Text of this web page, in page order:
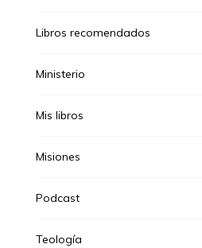
Libros recomendados
Ministerio
Mis libros
Misiones
Podcast
Teología